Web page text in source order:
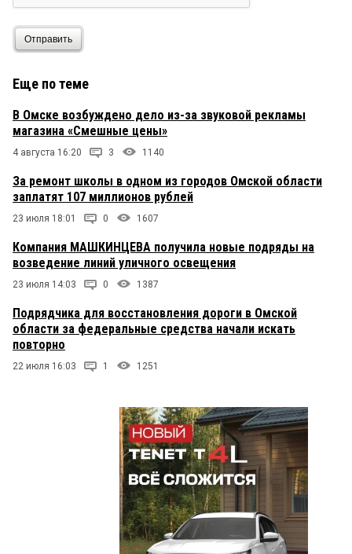
Отправить
Еще по теме
В Омске возбуждено дело из-за звуковой рекламы
магазина «Смешные цены»
4 августа 16:20 3 1140
За ремонт школы в одном из городов Омской области
заплатят 107 миллионов рублей
23 июля 18:01 0 1607
Компания МАШКИНЦЕВА получила новые подряды на
возведение линий уличного освещения
23 июля 14:03 0 1387
Подрядчика для восстановления дороги в Омской
области за федеральные средства начали искать
повторно
22 июля 16:03 1 1251